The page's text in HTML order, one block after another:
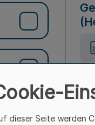
dieser Seite werden